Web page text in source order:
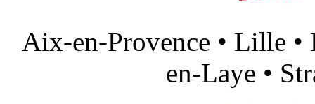
Aix-en-Provence • Lille •
en-Laye •